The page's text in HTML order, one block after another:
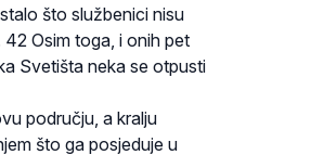
što službenici nisu
Osim toga, i onih pet
Svetišta neka se otpusti
području, a kralju
što ga posjeduje u